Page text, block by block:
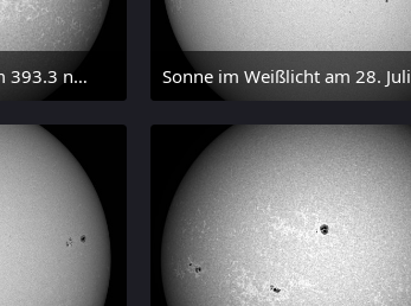
Sonne im UV-Bereich ( um 393.3 nm, CaK, +/- 1.5 nm) am 29. Juli 2026 um 09:50 MESZ
31. Juli 2026 um 20:03